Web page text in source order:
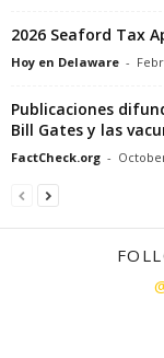
2026 Seaford Tax
Hoy en Delaware -
Publicaciones
Bill Gates y las
FactCheck.org -